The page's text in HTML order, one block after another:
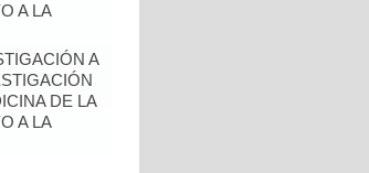
A LA
A
DE LA
A LA